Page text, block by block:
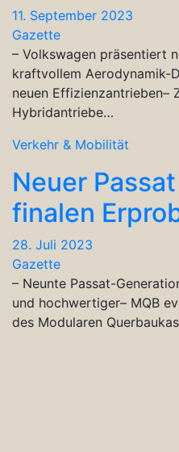
11. September 2023
Gazette
– Volkswagen präsentiert
kraftvollem Aerodynamik-
neuen Effizienzantrieben–
Hybridantriebe…
Verkehr & Mobilität
Neuer
finalen
28. Juli 2023
Gazette
– Neunte Passat-
und hochwertiger– MQB
des Modularen